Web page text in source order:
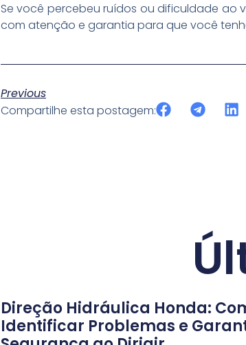
Se você percebeu ruídos ou dificuldade ao
com atenção e garantia para que você
Previous
Compartilhe esta postagem:
Direção Hidráulica Honda:
Identificar Problemas e